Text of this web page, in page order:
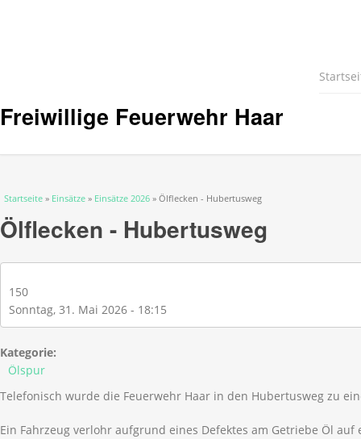
Freiwillige Feuerwehr Haar
Sie sind hier
Startseite » Einsätze » Einsätze 2026 » Ölflecken - Hubertusweg
Ölflecken - Hubertusweg
150
Sonntag, 31. Mai 2026 - 18:15
Kategorie:
Ölspur
Telefonisch wurde die Feuerwehr Haar in den Hubertusweg zu
Ein Fahrzeug verlohr aufgrund eines Defektes am Getriebe Öl